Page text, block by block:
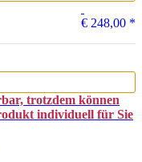
€ 248,00 *
trotzdem können
individuell für Sie